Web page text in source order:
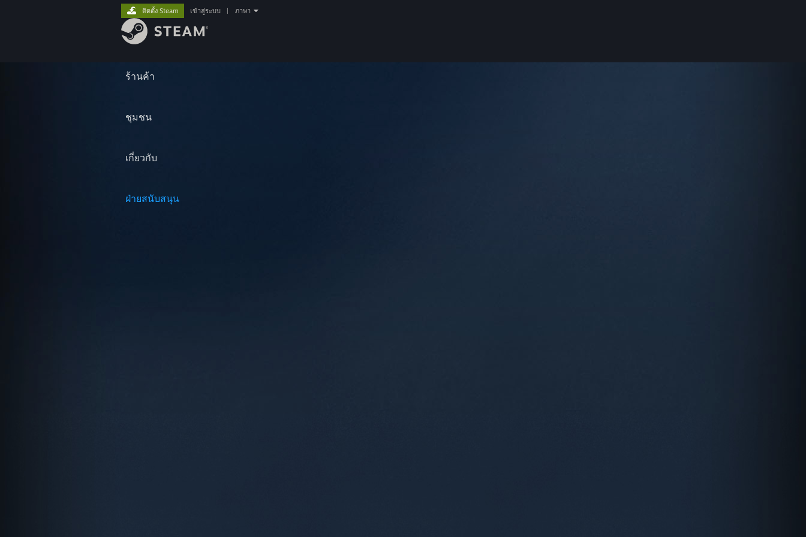
ร้านค้า
ชุมชน
เกี่ยวกับ
ฝ่ายสนับสนุน
ติดตั้ง Steam เข้าสู่ระบบ ภาษา